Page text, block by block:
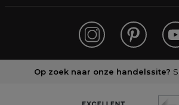
Op zoek naar onze handelssite?